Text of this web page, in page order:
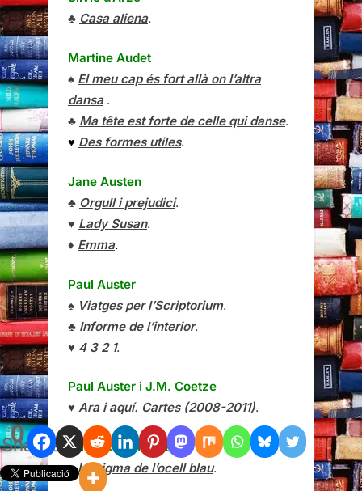
0
Shares
♣ Casa aliena.
Martine Audet
♠ El meu cap és fort allà on l’altra
dansa.
♣ Ma tête est forte de celle qui danse.
♥ Des formes utiles.
Jane Austen
♣ Orgull i prejudici.
♥ Lady Susan.
♦ Emma.
Paul Auster
♠ Viatges per l’Scriptorium.
♣ Informe de l’interior.
♥ 4 3 2 1.
Paul Auster i J.M. Coetze
♥ Ara i aquí. Cartes (2008-2011).
Nii Ayikwei Parkes
♠ L’enigma de l’ocell blau.